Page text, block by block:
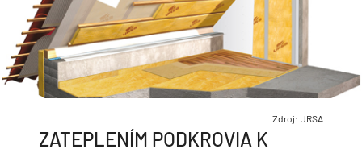
Zdroj: URSA
ZATEPLENÍM PODKROVIA K